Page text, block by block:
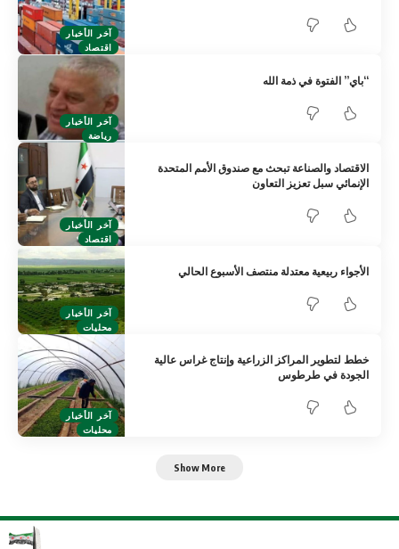
آخر الأخبار
اقتصاد
آخر الأخبار
رياضة
“باي” الفتوة في ذمة الله
آخر الأخبار
اقتصاد
الاقتصاد والصناعة تبحث مع صندوق الأمم المتحدة
الإنمائي ‏سبل تعزيز التعاون
آخر الأخبار
محليات
الأجواء ربيعية معتدلة منتصف الأسبوع الحالي
آخر الأخبار
محليات
خطط لتطوير المراكز الزراعية وإنتاج غراس عالية
الجودة في طرطوس
Show More